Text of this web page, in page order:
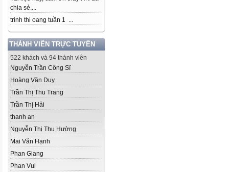
chia sẻ....
trinh thi oang tuần 1 ...
THÀNH VIÊN TRỰC TUYẾN
522 khách và 94 thành viên
Nguyễn Trần Công Sĩ
Hoàng Văn Duy
Trần Thị Thu Trang
Trần Thị Hải
thanh an
Nguyễn Thị Thu Hường
Mai Văn Hạnh
Phan Giang
Phan Vui